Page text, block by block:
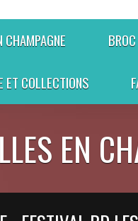
CHAMPAGNE
ET COLLECTIONS
EN